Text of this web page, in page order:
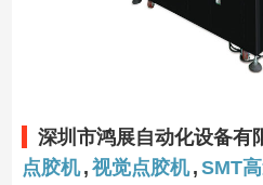
深圳市鸿展自动化设备有
点胶机 , 视觉点胶机 , SMT